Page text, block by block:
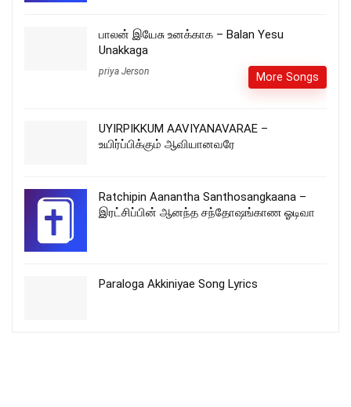
பாலன் இயேசு உனக்காக – Balan Yesu
Unakkaga
priya Jerson More Songs
UYIRPIKKUM AAVIYANAVARAE –
உயிர்ப்பிக்கும் ஆவியானவரே
Ratchipin Aanantha Santhosangkaana –
இரட்சிப்பின் ஆனந்த சந்தோஷங்காண ஓடிவா
Paraloga Akkiniyae Song Lyrics